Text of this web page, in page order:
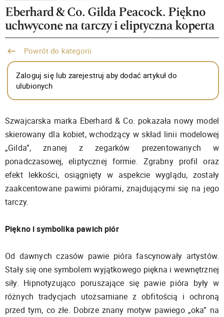
Eberhard & Co. Gilda Peacock. Piękno
uchwycone na tarczy i eliptyczna koperta
Powrót do kategorii
Zaloguj się lub zarejestruj aby dodać artykuł do
ulubionych
Szwajcarska marka Eberhard & Co. pokazała nowy model
skierowany dla kobiet, wchodzący w skład linii modelowej
„Gilda”, znanej z zegarków prezentowanych w
ponadczasowej, eliptycznej formie. Zgrabny profil oraz
efekt lekkości, osiągnięty w aspekcie wyglądu, zostały
zaakcentowane pawimi piórami, znajdującymi się na jego
tarczy.
Piękno i symbolika pawich piór
Od dawnych czasów pawie pióra fascynowały artystów.
Stały się one symbolem wyjątkowego piękna i wewnętrznej
siły. Hipnotyzująco poruszające się pawie pióra były w
różnych tradycjach utożsamiane z obfitością i ochroną
przed tym, co złe. Dobrze znany motyw pawiego „oka” na